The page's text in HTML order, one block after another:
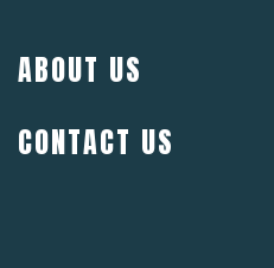
ABOUT US
CONTACT US